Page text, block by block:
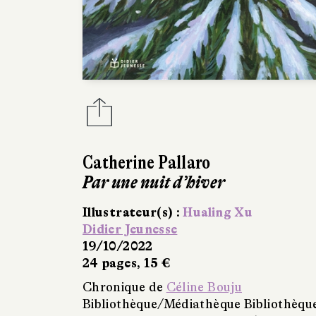
Catherine Pallaro
Par une nuit d’hiver
Illustrateur(s) :Hualing Xu
Didier Jeunesse
19/10/2022
24 pages, 15 €
Chronique de Céline Bouju
Bibliothèque/Médiathèque